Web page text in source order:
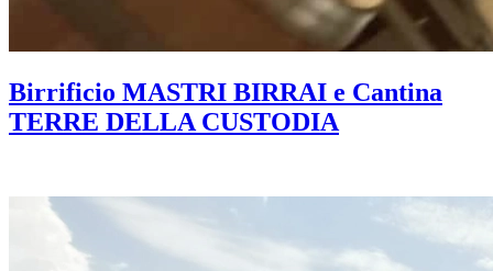
Birrificio MASTRI BIRRAI e Cantina
TERRE DELLA CUSTODIA